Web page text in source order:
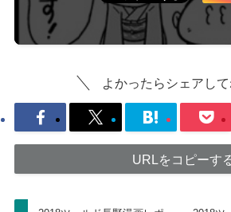
よかったらシェアして
URLをコピーす